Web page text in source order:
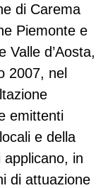
di Carema
Piemonte e
Valle d’Aosta,
2007, nel
emittenti
e della
in
di attuazione